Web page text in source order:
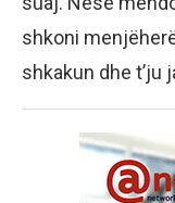
shkoni
shkakun dhe t’ju